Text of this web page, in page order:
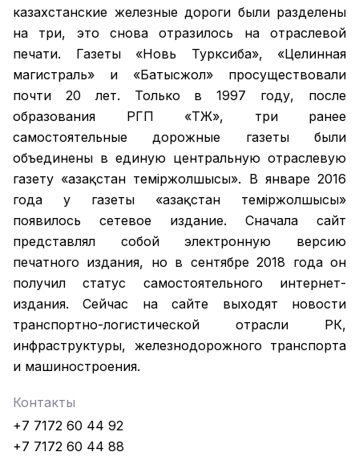
казахстанские железные дороги были разделены
на три, это снова отразилось на отраслевой
печати. Газеты «Новь Турксиба», «Целинная
магистраль» и «Батысжол» просуществовали
почти 20 лет. Только в 1997 году, после
образования РГП «ҚТЖ», три ранее
самостоятельные дорожные газеты были
объединены в единую центральную отраслевую
газету «Қазақстан темiржолшысы». В январе 2016
года у газеты «Қазақстан теміржолшысы»
появилось сетевое издание. Сначала сайт
представлял собой электронную версию
печатного издания, но в сентябре 2018 года он
получил статус самостоятельного интернет-
издания. Сейчас на сайте выходят новости
транспортно-логистической отрасли РК,
инфраструктуры, железнодорожного транспорта
и машиностроения.
Контакты
+7 7172 60 44 92
+7 7172 60 44 88